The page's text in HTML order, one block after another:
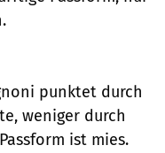
punktet durch
weniger durch
ist mies.